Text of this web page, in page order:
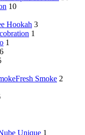
10
Hookah 3
1
1
6
Fresh Smoke 2
Unique 1